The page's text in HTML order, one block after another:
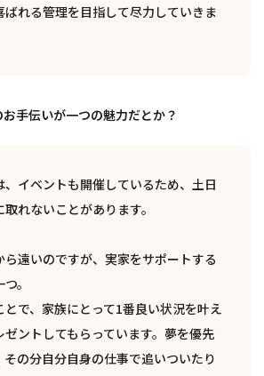
れる管理を目指して尽力していきま
手伝いが一つの魅力だとか？
、イベントも開催しているため、土日
れないことがあります。
遠いのですが、実家をサポートする
。
で、家族にとって1番良い状況を叶え
ゼントしてもらっています。夢を優先
その分自分自身の仕事で追いついたり